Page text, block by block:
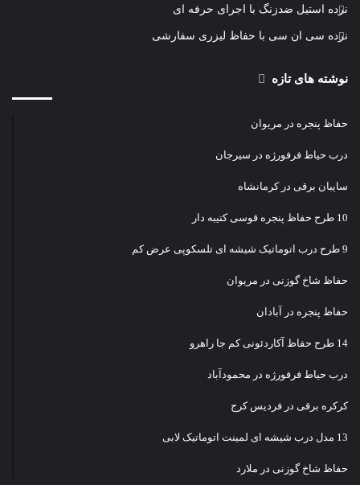
نرده استیل ضدزنگ با اجرای حرفه ای
نرده سی ان سی با حفاظ لیزری سفارشی
نوشته های تازه
حفاظ پنجره در مریوان
درب حیاط فرفورژه در سیرجان
سایبان برقی در کرمانشاه
10 طرح حفاظ پنجره قوسی کتیبه دار
9 طرح درب اتوماتیک شیشه ای تلسکوپی عرض کم
حفاظ شاخ گوزنی در مریوان
حفاظ پنجره در آبادان
14 طرح حفاظ آکاردئونی کم جا راهرو
درب حیاط فرفورژه در محمودآباد
کرکره برقی در فردیس کرج
13 مدل درب شیشه ای لمینت اتوماتیک لابی
حفاظ شاخ گوزنی در ملارد